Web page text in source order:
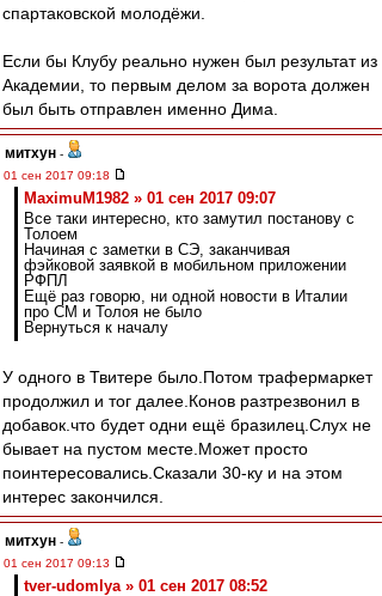
спартаковской молодёжи.
Если бы Клубу реально нужен был результат из
Академии, то первым делом за ворота должен
был быть отправлен именно Дима.
митхун -
01 сен 2017 09:18
MaximuM1982 » 01 сен 2017 09:07
Все таки интересно, кто замутил постанову с
Толоем
Начиная с заметки в СЭ, заканчивая
фэйковой заявкой в мобильном приложении
РФПЛ
Ещё раз говорю, ни одной новости в Италии
про СМ и Толоя не было
Вернуться к началу
У одного в Твитере было.Потом трафермаркет
продолжил и тог далее.Конов разтрезвонил в
добавок.что будет одни ещё бразилец.Слух не
бывает на пустом месте.Может просто
поинтересовались.Сказали 30-ку и на этом
интерес закончился.
митхун -
01 сен 2017 09:13
tver-udomlya » 01 сен 2017 08:52